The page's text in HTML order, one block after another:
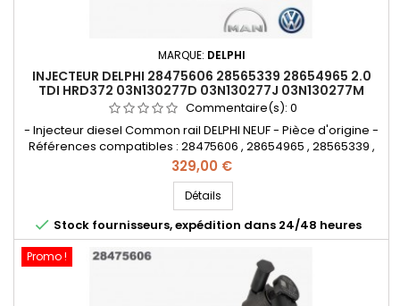
MARQUE: DELPHI
INJECTEUR DELPHI 28475606 28565339 28654965 2.0
TDI HRD372 03N130277D 03N130277J 03N130277M
Commentaire(s): 0
- Injecteur diesel Common rail DELPHI NEUF - Pièce d'origine -
Références compatibles : 28475606 , 28654965 , 28565339 ,
03N130277D , 03N130277J , 03N130277M - Pour
motorisation Volkswagen 2.0 TDi et MAN 2.0 TDi Pièce
d'origine
Prix
329,00 €
Détails
 Stock fournisseurs, expédition dans 24/48 heures
Promo !